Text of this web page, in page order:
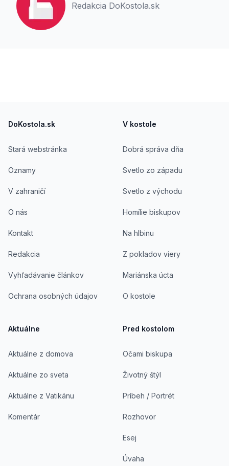
Redakcia DoKostola.sk
DoKostola.sk
Stará webstránka
Oznamy
V zahraničí
O nás
Kontakt
Redakcia
Vyhľadávanie článkov
Ochrana osobných údajov
Aktuálne
Aktuálne z domova
Aktuálne zo sveta
Aktuálne z Vatikánu
Komentár
V kostole
Dobrá správa dňa
Svetlo zo západu
Svetlo z východu
Homílie biskupov
Na hlbinu
Z pokladov viery
Mariánska úcta
O kostole
Pred kostolom
Očami biskupa
Životný štýl
Príbeh / Portrét
Rozhovor
Esej
Úvaha